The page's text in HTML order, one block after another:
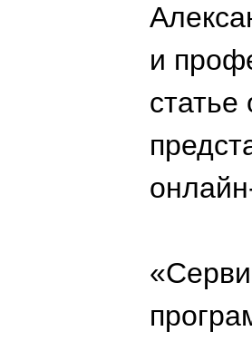
и
статье